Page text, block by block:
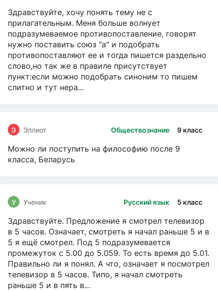
Здравствуйте, хочу понять тему не с
прилагательным. Меня больше волнует
подразумеваемое противопоставление, говорят
нужно поставить союз "а" и подобрать
противопоставляют ее и тогда пишется раздельно
слово,но так же в правиле присутствует
пункт:если можно подобрать синоним то пишем
слитно и тут нера...
Обществознание 9 класс
Э Эллиот
Можно ли поступить на философию после 9
класса, Беларусь
Русский язык 5 класс
У Ученик
Здравствуйте. Предложение я смотрел телевизор
в 5 часов. Означает, смотреть я начал раньше 5 и в
5 я ещё смотрел. Под 5 подразумевается
промежуток с 5.00 до 5.059. То есть время до 5.01.
Правильно ли я понял. А что, означает я посмотрел
телевизор в 5 часов. Типо, я начал смотреть
раньше 5 и в пять в...